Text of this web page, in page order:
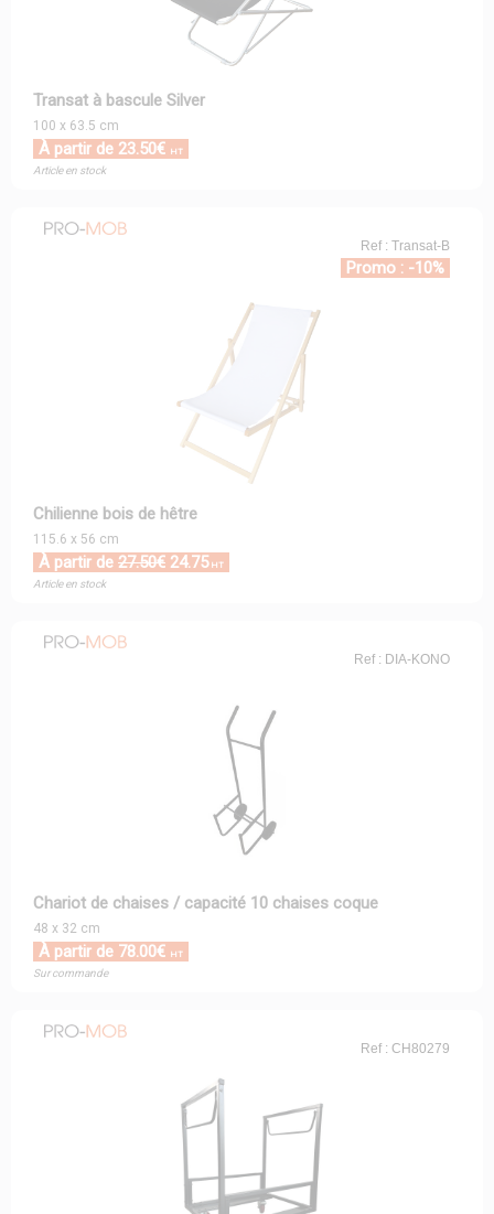
Transat à bascule Silver
100 x 63.5 cm
À partir de 23.50€ HT
Article en stock
Ref : Transat-B
Promo : -10%
Chilienne bois de hêtre
115.6 x 56 cm
À partir de 27.50€ 24.75HT
Article en stock
Ref : DIA-KONO
Chariot de chaises / capacité 10 chaises coque
48 x 32 cm
À partir de 78.00€ HT
Sur commande
Ref : CH80279